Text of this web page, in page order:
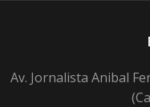
Av. Jornalista Anibal